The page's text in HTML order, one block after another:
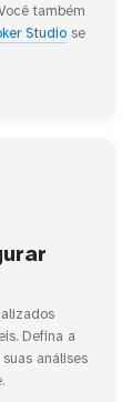
também
Studiose
Defina a
análises